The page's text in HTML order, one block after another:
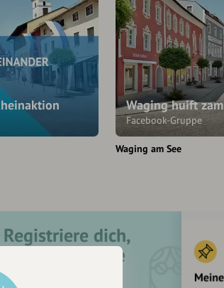
Waging huift zam
Facebook-Gruppe
Waging am See
Registriere dich,
um dir Einträge
zu merken